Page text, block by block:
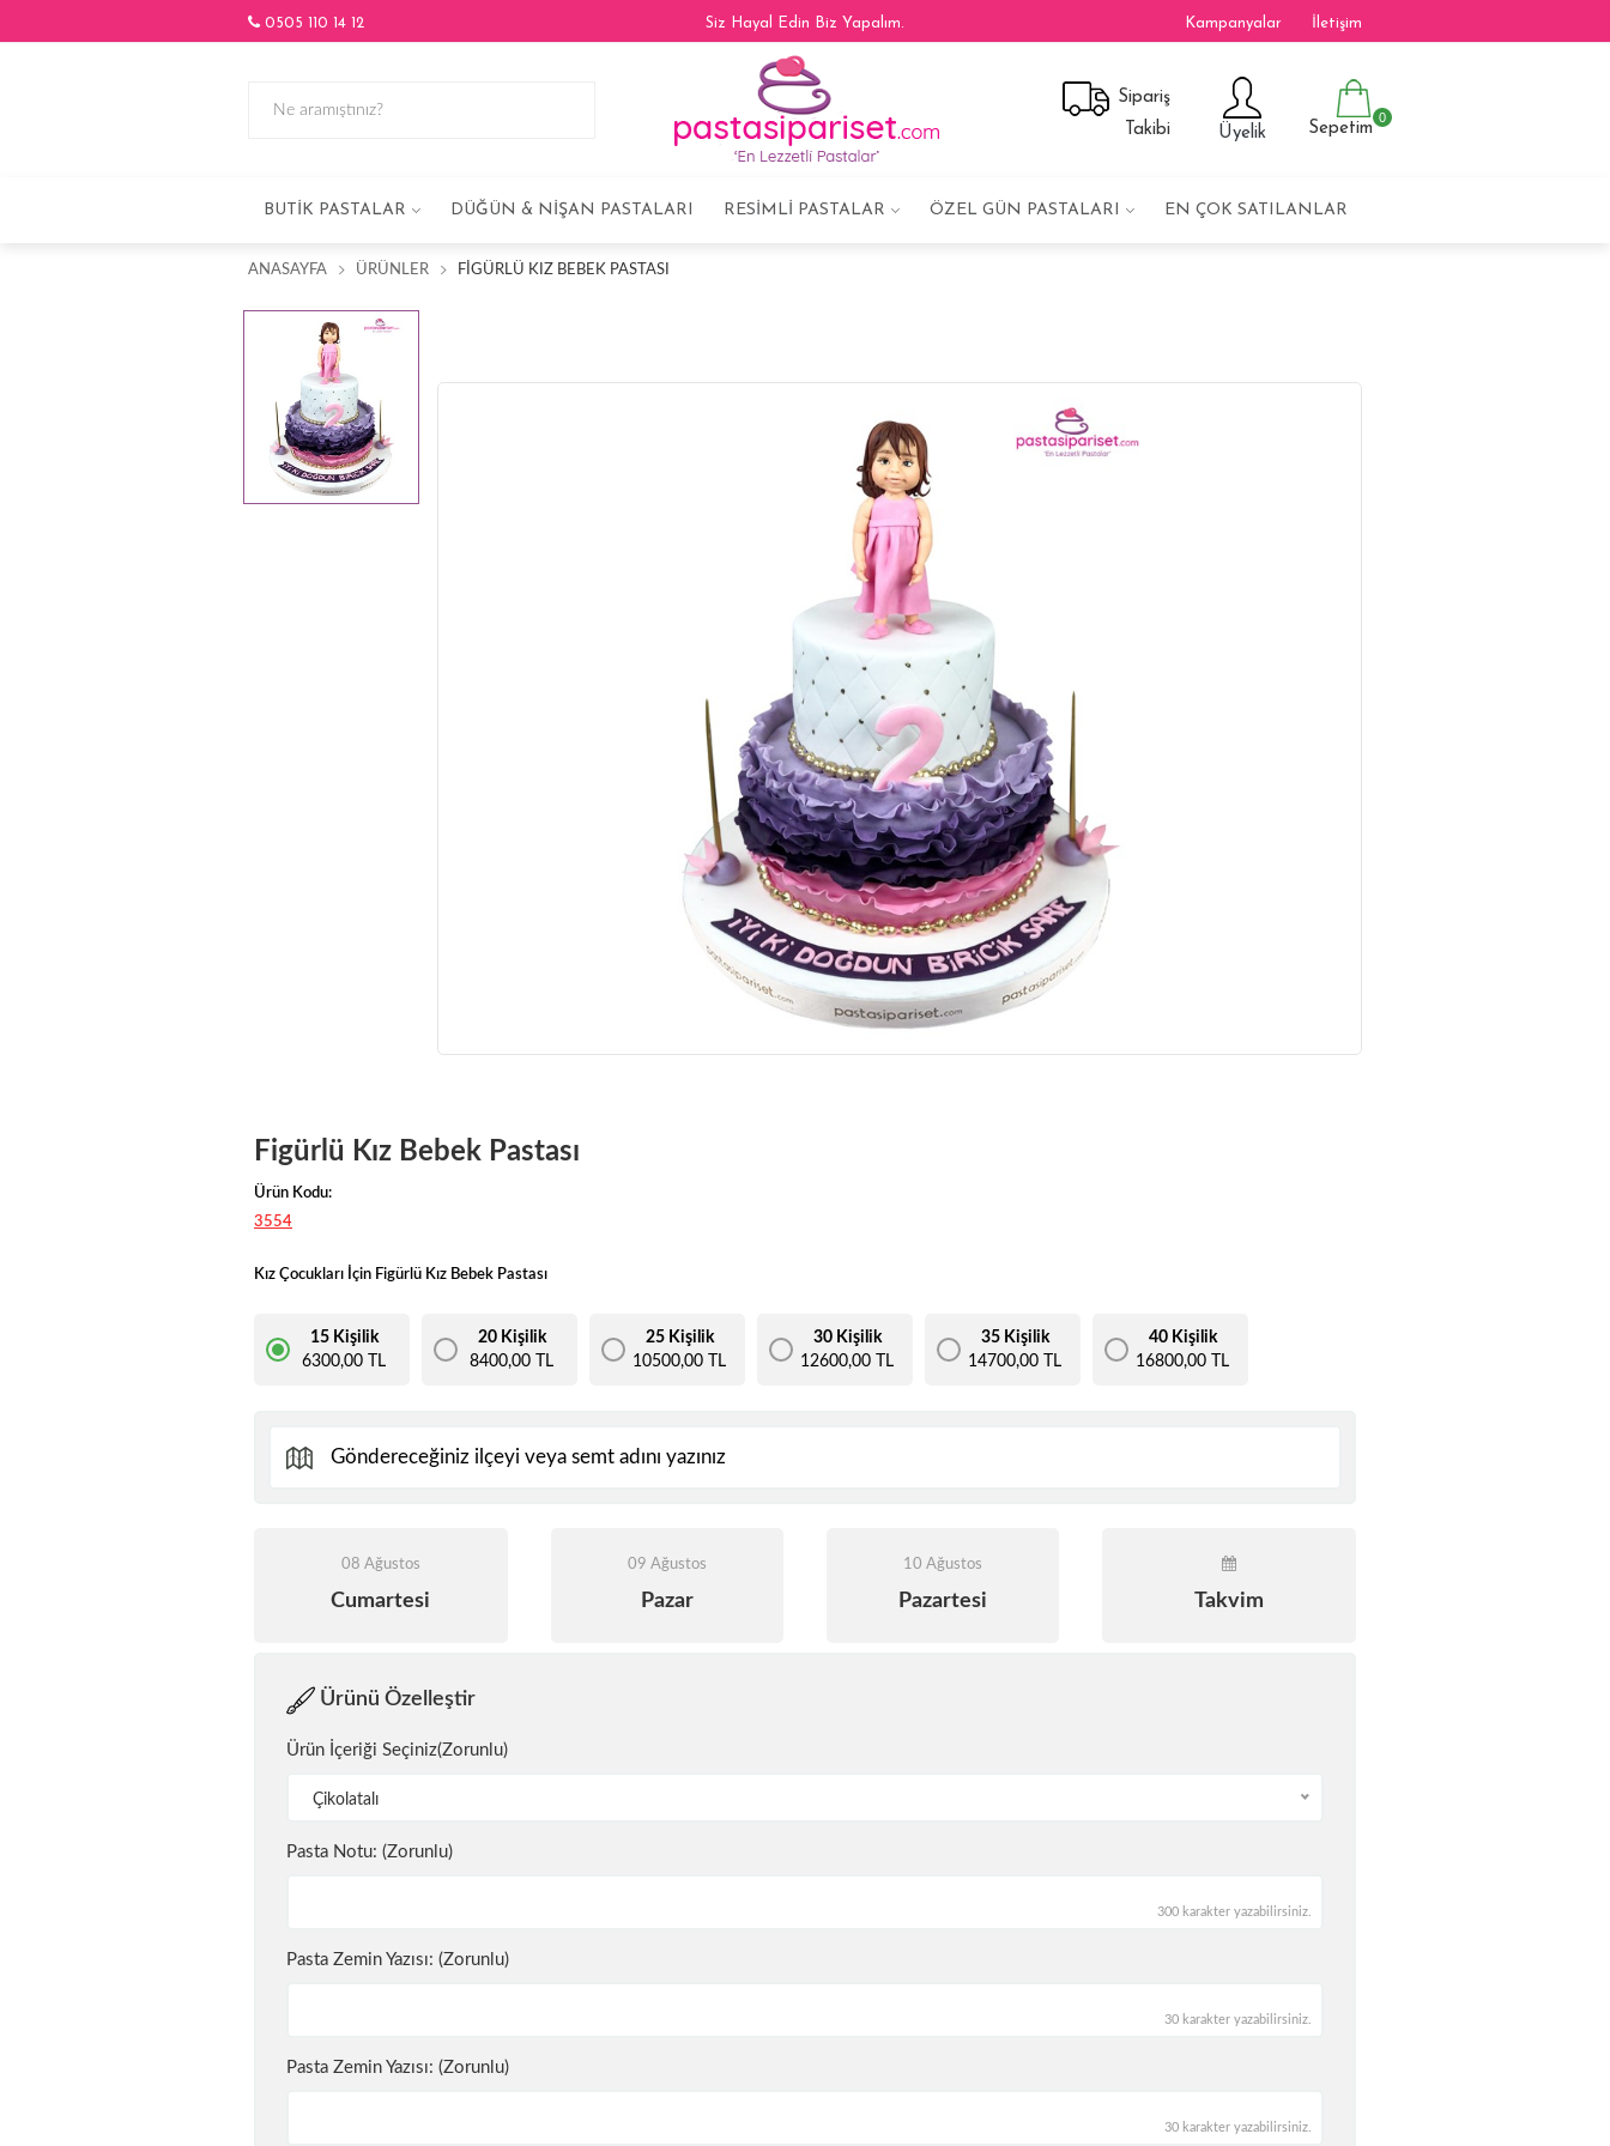
0505 110 14 12 Siz Hayal Edin Biz Yapalım. Kampanyalar İletişim
Sipariş
Takibi
Üyelik Sepetim
0
BUTIK PASTALAR DÜĞÜN & NIŞAN PASTALARI RESIMLI PASTALAR ÖZEL GÜN PASTALARI EN ÇOK SATILANLAR
ANASAYFA ÜRÜNLER FIGÜRLÜ KIZ BEBEK PASTASI
Figürlü Kız Bebek Pastası
Ürün Kodu:
3554
Kız Çocukları İçin Figürlü Kız Bebek Pastası
15 Kişilik
6300,00 TL
20 Kişilik
8400,00 TL
25 Kişilik
10500,00 TL
30 Kişilik
12600,00 TL
35 Kişilik
14700,00 TL
40 Kişilik
16800,00 TL
08 Ağustos
Cumartesi
09 Ağustos
Pazar
10 Ağustos
Pazartesi Takvim
Ürünü Özelleştir
Ürün İçeriği Seçiniz(Zorunlu)
Çikolatalı
Pasta Notu: (Zorunlu)
300 karakter yazabilirsiniz.
Pasta Zemin Yazısı: (Zorunlu)
30 karakter yazabilirsiniz.
Pasta Zemin Yazısı: (Zorunlu)
30 karakter yazabilirsiniz.